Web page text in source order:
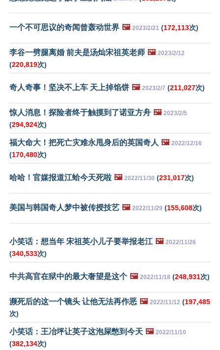
一个不可思议的奇闻曾轰动世界 🖼️ 2023/2/21 (172,113次)
李谷一劈腿离婚 前夫是汤灿宋祖英老师 🖼️ 2023/2/12
(220,819次)
奇人奇事！坚决不上车 天上掉馅饼 🖼️ 2023/2/7 (211,027次)
惊人消息！探险者终于触摸到了诺亚方舟 🖼️ 2023/2/5
(294,924次)
福大命大！把死亡灾难永甩身后的英国奇人 🖼️ 2022/12/16
(170,480次)
哈哈！官媒报道江蛤今天死啦 🖼️ 2022/11/30 (231,017次)
美国与韩国奇人梦中被传授技艺 🖼️ 2022/11/29 (155,608次)
小笑话：想当年 宋祖英小儿子要举报老江 🖼️ 2022/11/26
(340,533次)
中共高官在狱中的最大奢望是这个 🖼️ 2022/11/18 (248,931次)
濒死后的这一个镜头 让他无法再作恶 🖼️ 2022/11/12 (197,485
次)
小笑话：王冶坪让英子这泡屎憋到今天 🖼️ 2022/11/10
(382,134次)